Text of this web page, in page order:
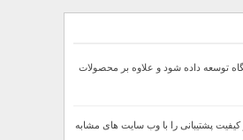
بزودی فروشگاه توسعه داده شود و علاوه بر محصولات
*میتوانید قیمت محصولات و کیفیت پشتیبانی را با وب سایت های مشابه